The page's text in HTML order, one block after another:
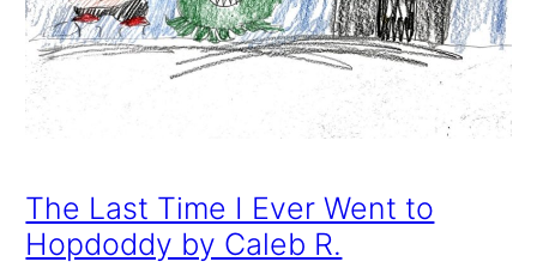
The Last Time I Ever Went to
Hopdoddy by Caleb R.